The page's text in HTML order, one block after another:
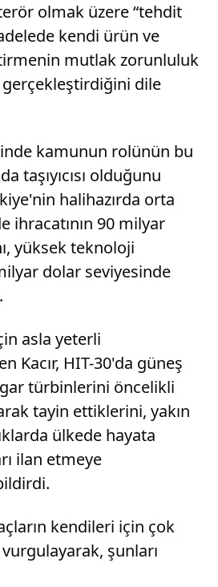
olmak üzere “tehdit
kendi ürün ve
mutlak zorunluluk
gerçekleştirdiğini dile
kamunun rolünün bu
taşıyıcısı olduğunu
halihazırda orta
ihracatının 90 milyar
yüksek teknoloji
dolar seviyesinde
asla yeterli
Kacır, HIT-30'da güneş
türbinlerini öncelikli
tayin ettiklerini, yakın
ülkede hayata
ilan etmeye
kendileri için çok
şunları